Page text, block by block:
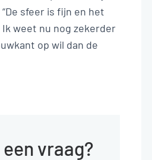
sfeer is fijn en het
weet nu nog zekerder
op wil dan de
vraag?